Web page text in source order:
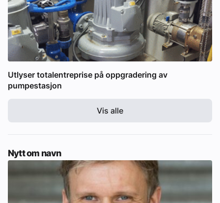
Utlyser totalentreprise på oppgradering av
pumpestasjon
Vis alle
Nytt om navn